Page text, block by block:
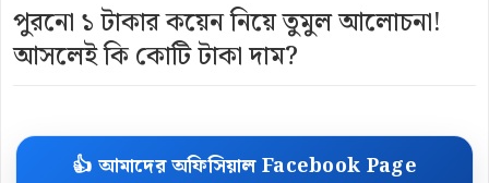
পুরনো ১ টাকার কয়েন নিয়ে তুমুল আলোচনা!
আসলেই কি কোটি টাকা দাম?
👍 আমাদের অফিসিয়াল Facebook Page